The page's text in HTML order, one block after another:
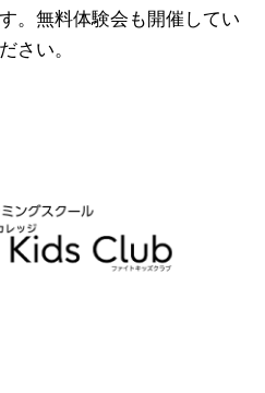
。無料体験会も開催してい
さい。